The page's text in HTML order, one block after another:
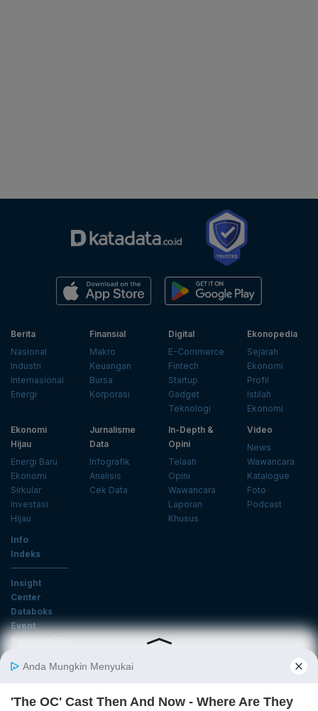
Berita
Nasional
Industri
Internasional
Energi
Finansial
Makro
Keuangan
Bursa
Korporasi
Digital
E-Commerce
Fintech
Startup
Gadget
Teknologi
Ekonopedia
Sejarah
Ekonomi
Profil
Istilah
Ekonomi
Ekonomi
Hijau
Energi Baru
Ekonomi
Sirkular
Investasi
Hijau
Jurnalisme
Data
Infografik
Analisis
Cek Data
In-Depth &
Opini
Telaah
Opini
Wawancara
Laporan
Khusus
Video
News
Wawancara
Katalogue
Foto
Podcast
Info
Indeks
Insight
Center
Databoks
Event
KatadataOto
Email
Daftar